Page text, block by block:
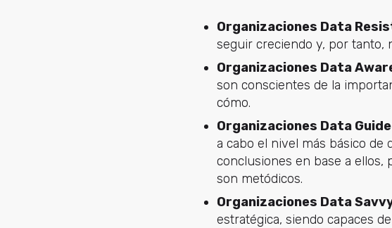
Organizaciones Data
seguir creciendo y, por tanto,
Organizaciones Data
son conscientes de la
cómo.
Organizaciones Data
a cabo el nivel más básico de
conclusiones en base a ellos,
son metódicos.
Organizaciones Data
estratégica, siendo capaces